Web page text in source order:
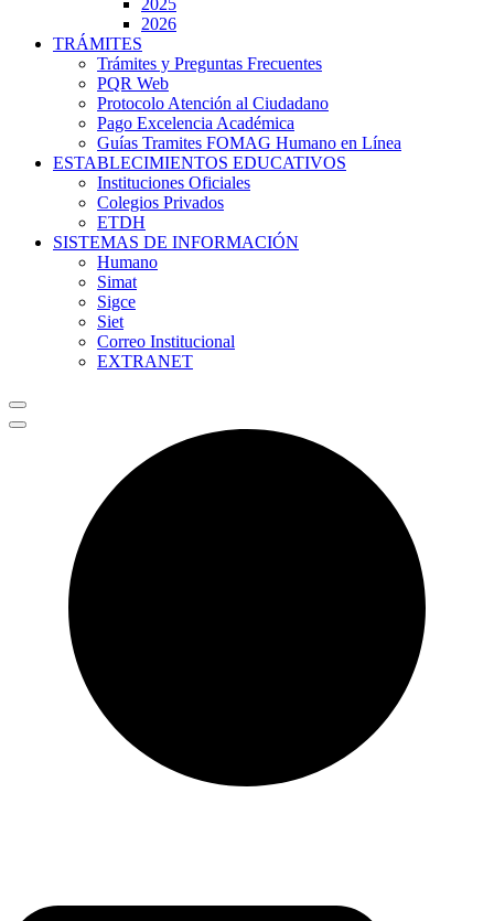
2025
2026
TRÁMITES
Trámites y Preguntas Frecuentes
PQR Web
Protocolo Atención al Ciudadano
Pago Excelencia Académica
Guías Tramites FOMAG Humano en Línea
ESTABLECIMIENTOS EDUCATIVOS
Instituciones Oficiales
Colegios Privados
ETDH
SISTEMAS DE INFORMACIÓN
Humano
Simat
Sigce
Siet
Correo Institucional
EXTRANET